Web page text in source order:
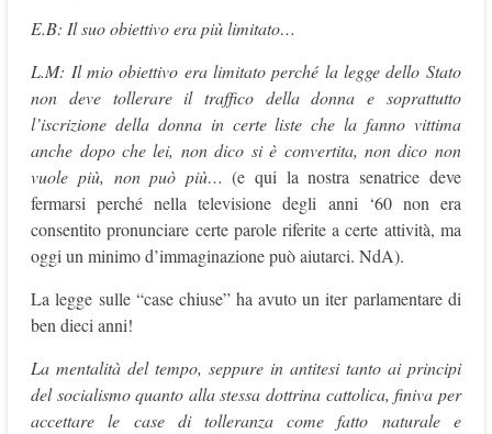
E.B: Il suo obiettivo era più limitato…
L.M: Il mio obiettivo era limitato perché la legge dello Stato
non deve tollerare il traffico della donna e soprattutto
l’iscrizione della donna in certe liste che la fanno vittima
anche dopo che lei, non dico si è convertita, non dico non
vuole più, non può più…(e qui la nostra senatrice deve
fermarsi perché nella televisione degli anni ‘60 non era
consentito pronunciare certe parole riferite a certe attività, ma
oggi un minimo d’immaginazione può aiutarci. NdA).
La legge sulle “case chiuse” ha avuto un iter parlamentare di
ben dieci anni!
La mentalità del tempo, seppure in antitesi tanto ai principi
del socialismo quanto alla stessa dottrina cattolica, finiva per
accettare le case di tolleranza come fatto naturale e